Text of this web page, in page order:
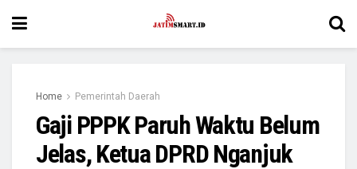
Home Pemerintah Daerah
Gaji PPPK Paruh Waktu Belum
Jelas, Ketua DPRD Nganjuk